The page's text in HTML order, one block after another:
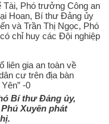
Phó trưởng Công an
Hoan, Bí thư Đảng ủy
và Trần Thị Ngọc, Phó
chỉ huy các Đội nghiệp
Bí thư Đảng ủy,
Xuyên phát